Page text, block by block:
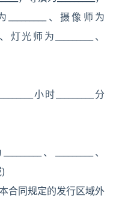
、摄像师为
灯光师为_________、
小时_________分
、_________、
合同规定的发行区域外